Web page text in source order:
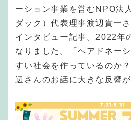
ーション事業を営むNPO法
ダック）代表理事渡辺貴一
インタビュー記事。2022年
なりました。「ヘアドネー
すい社会を作っているのか
辺さんのお話に大きな反響が